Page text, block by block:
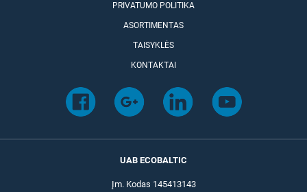
PRIVATUMO POLITIKA
ASORTIMENTAS
TAISYKLĖS
KONTAKTAI
UAB ECOBALTIC
Įm. Kodas 145413143